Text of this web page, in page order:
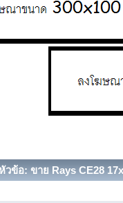
วข้อ: ขาย Rays CE28